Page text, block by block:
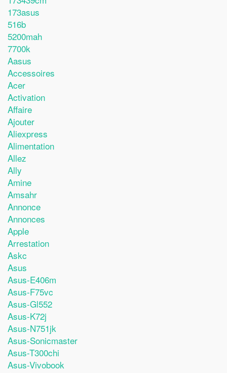
173asus
516b
5200mah
7700k
Aasus
Accessoires
Acer
Activation
Affaire
Ajouter
Aliexpress
Alimentation
Allez
Ally
Amine
Amsahr
Annonce
Annonces
Apple
Arrestation
Askc
Asus
Asus-E406m
Asus-F75vc
Asus-Gl552
Asus-K72j
Asus-N751jk
Asus-Sonicmaster
Asus-T300chi
Asus-Vivobook